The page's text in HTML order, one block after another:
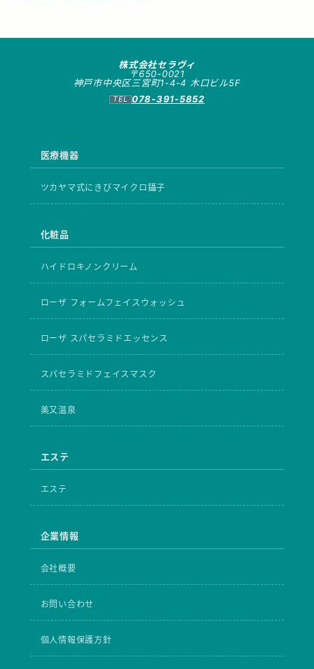
株式会社セラヴィ
〒650-0021
神戸市中央区三宮町1-4-4 木口ビル5F
078-391-5852
医療機器
ツカヤマ式にきびマイクロ鑷子
化粧品
ハイドロキノンクリーム
ローザ フォームフェイスウォッシュ
ローザ スパセラミドエッセンス
スパセラミドフェイスマスク
美又温泉
エステ
エステ
企業情報
会社概要
お問い合わせ
個人情報保護方針